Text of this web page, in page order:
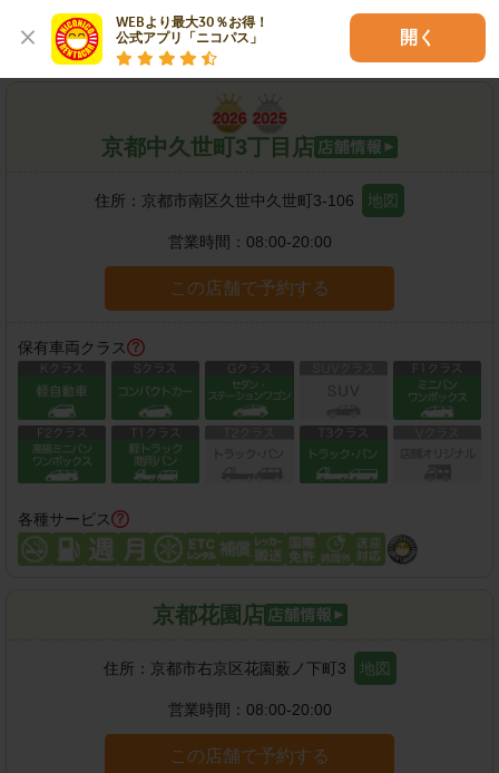
WEBより最大30％お得！
公式アプリ「ニコパス」
開く
各種サービス
京都中久世町3丁目店
住所： 京都市南区久世中久世町3-106 地図
営業時間： 08:00-20:00
この店舗で予約する
保有車両クラス
各種サービス
京都花園店
住所： 京都市右京区花園薮ノ下町3 地図
営業時間： 08:00-20:00
この店舗で予約する